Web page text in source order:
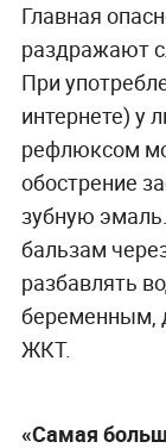
Главная
раздражают
При
интернете) у
рефлюксом
обострение
зубную
бальзам
разбавлять
беременным,
ЖКТ.
«Самая